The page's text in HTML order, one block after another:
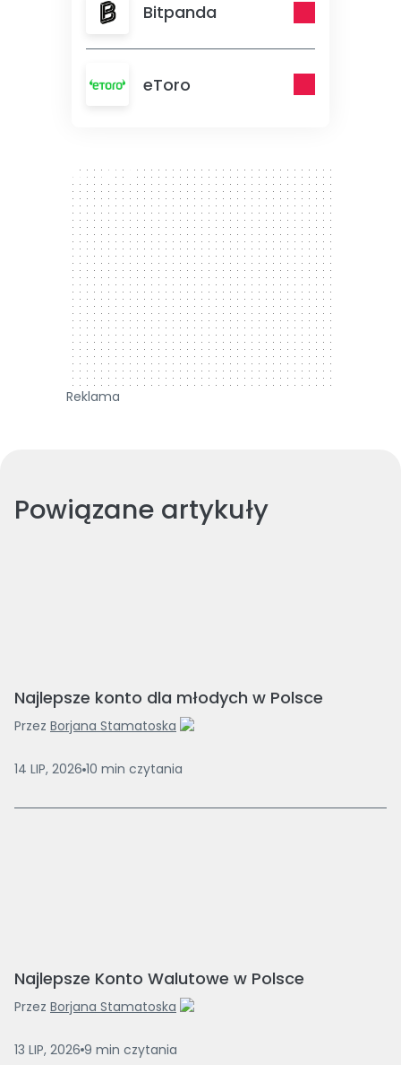
Bitpanda
eToro
300 x 250
Reklama
Powiązane artykuły
Najlepsze konto dla młodych w Polsce
Przez Borjana Stamatoska
14 LIP, 2026 10 min czytania
Najlepsze Konto Walutowe w Polsce
Przez Borjana Stamatoska
13 LIP, 2026 9 min czytania